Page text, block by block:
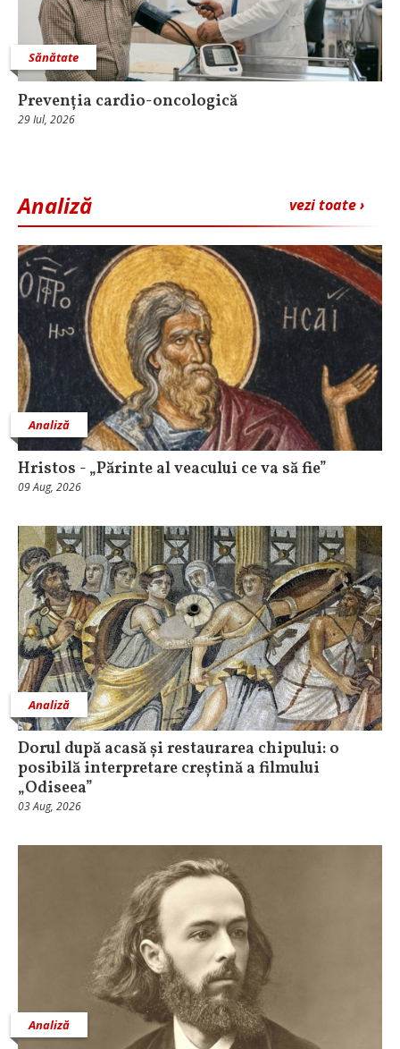
Sănătate
Prevenția cardio-oncologică
29 Iul, 2026
vezi toate ›
Analiză
Analiză
Hristos - „Părinte al veacului ce va să fie”
09 Aug, 2026
Analiză
Dorul după acasă și restaurarea chipului: o
posibilă interpretare creștină a filmului
„Odiseea”
03 Aug, 2026
Analiză